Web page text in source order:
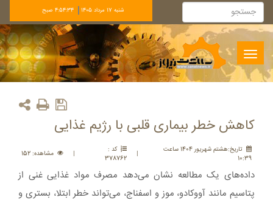
شنبه 17 مرداد 1405 4:54:34 صبح
Toggle
navigation
کاهش خطر بیماری‌ قلبی با رژیم غذایی
تاريخ:هشتم شهريور 1404 ساعت
10:39
|
کد :
378762
| مشاهده: 152
داده‌های یک مطالعه نشان می‌دهد مصرف مواد غذایی غنی از
پتاسیم مانند آووکادو، موز و اسفناج، می‌تواند خطر ابتلا، بستری و